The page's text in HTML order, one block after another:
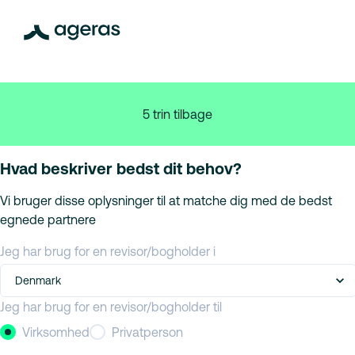
5 trin tilbage
Hvad beskriver bedst dit behov?
Vi bruger disse oplysninger til at matche dig med de bedst
egnede partnere
Jeg har brug for en revisor/bogholder i
Denmark
Jeg har brug for en revisor/bogholder til
Virksomhed
Privatperson